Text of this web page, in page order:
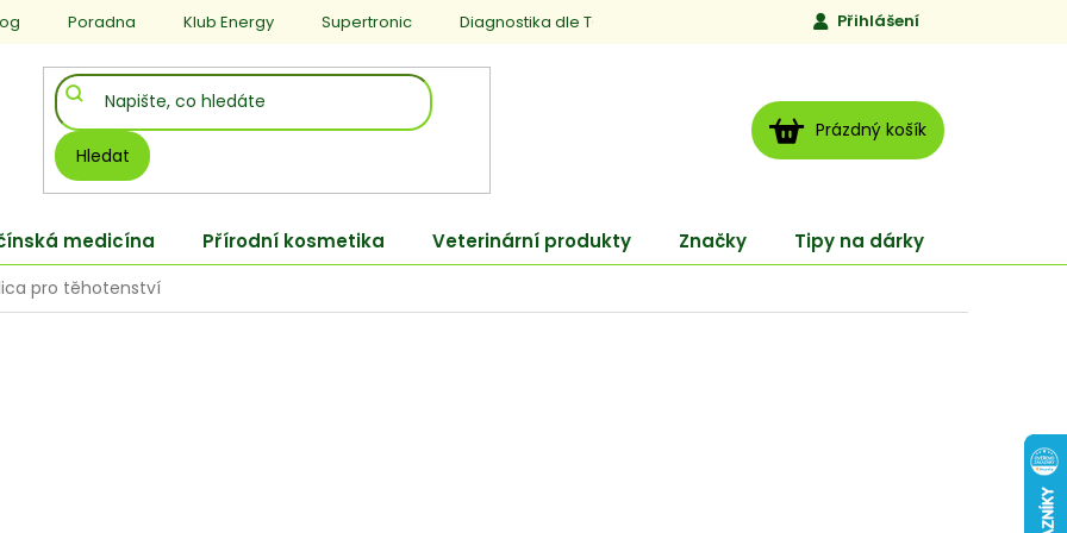
Poradna Klub Energy Supertronic Diagnostika dle TCM Jen to, čemu věříme
Přihlášení
Hledat
NÁKUPNÍ
KOŠÍK
Prázdný košík
medicína Přírodní kosmetika Veterinární produkty Značky Tipy na dárky
pro těhotenství